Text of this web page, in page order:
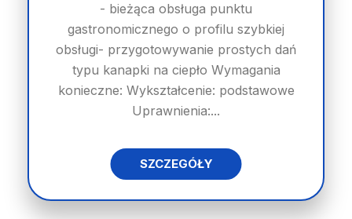
- bieżąca obsługa punktu
gastronomicznego o profilu szybkiej
obsługi- przygotowywanie prostych dań
typu kanapki na ciepło Wymagania
konieczne: Wykształcenie: podstawowe
Uprawnienia:...
SZCZEGÓŁY